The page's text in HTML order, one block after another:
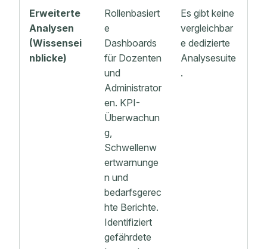
Erweiterte
Analysen
(Wissensei
nblicke)
Rollenbasiert
e
Dashboards
für Dozenten
und
Administrator
en. KPI-
Überwachun
g,
Schwellenw
ertwarnunge
n und
bedarfsgerec
hte Berichte.
Identifiziert
gefährdete
Es gibt keine
vergleichbar
e dedizierte
Analysesuite
.